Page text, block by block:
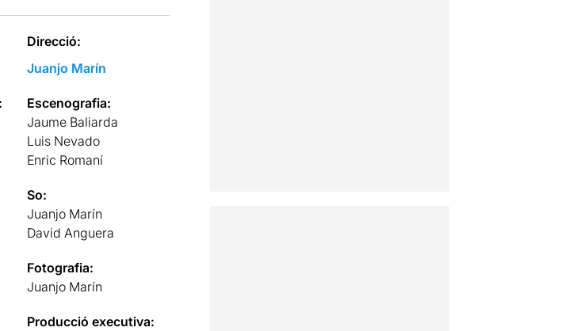
Direcció:
Juanjo Marín
Escenografia:
Jaume Baliarda
Luis Nevado
Enric Romaní
So:
Juanjo Marín
David Anguera
Fotografia:
Juanjo Marín
Producció executiva: